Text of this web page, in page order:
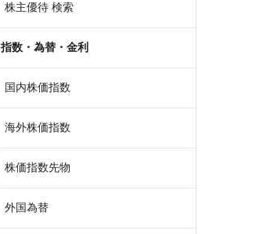
株主優待 検索
指数・為替・金利
国内株価指数
海外株価指数
株価指数先物
外国為替